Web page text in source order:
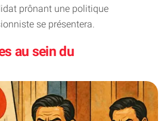
prônant une politique
se présentera.
au sein du